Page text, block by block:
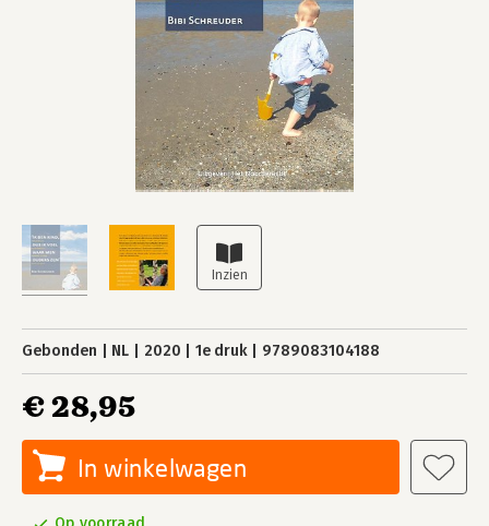
Gebonden NL 2020 1e druk 9789083104188
€ 28,95
In winkelwagen